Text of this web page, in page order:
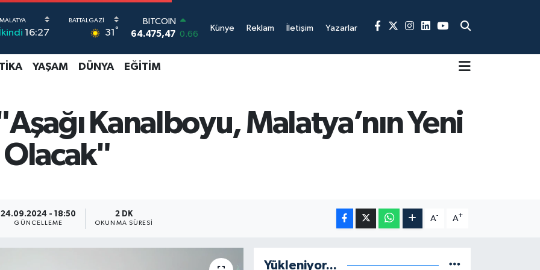
İkindi 16:27 31 °
DOLAR
47,5986 0.06
55,0700
STERLİN
6518.23
BİST100
13.703 0
Künye Reklam İletişim Yazarlar
YAŞAM DÜNYA EĞITIM
Kanalboyu, Malatya’nın Yeni
24.09.2024 - 18:50
GÜNCELLEME
2 DK
OKUNMA SÜRESI
A- A+
Yükleniyor...